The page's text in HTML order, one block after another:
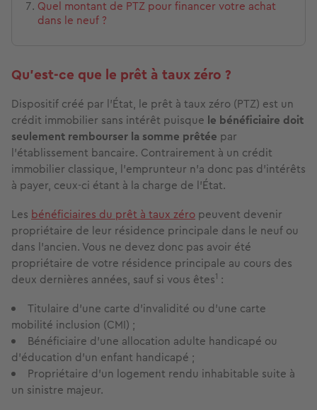
Quel montant de PTZ pour financer votre achat
dans le neuf ?
Qu’est-ce que le prêt à taux zéro ?
Dispositif créé par l'État, le prêt à taux zéro (PTZ) est un
crédit immobilier sans intérêt puisque le bénéficiaire doit
seulement rembourser la somme prêtée par
l’établissement bancaire. Contrairement à un crédit
immobilier classique, l’emprunteur n’a donc pas d’intérêts
à payer, ceux-ci étant à la charge de l'État.
Les bénéficiaires du prêt à taux zéro peuvent devenir
propriétaire de leur résidence principale dans le neuf ou
dans l’ancien. Vous ne devez donc pas avoir été
propriétaire de votre résidence principale au cours des
deux dernières années, sauf si vous êtes1 :
Titulaire d'une carte d'invalidité ou d'une carte
mobilité inclusion (CMI) ;
Bénéficiaire d'une allocation adulte handicapé ou
d'éducation d’un enfant handicapé ;
Propriétaire d’un logement rendu inhabitable suite à
un sinistre majeur.